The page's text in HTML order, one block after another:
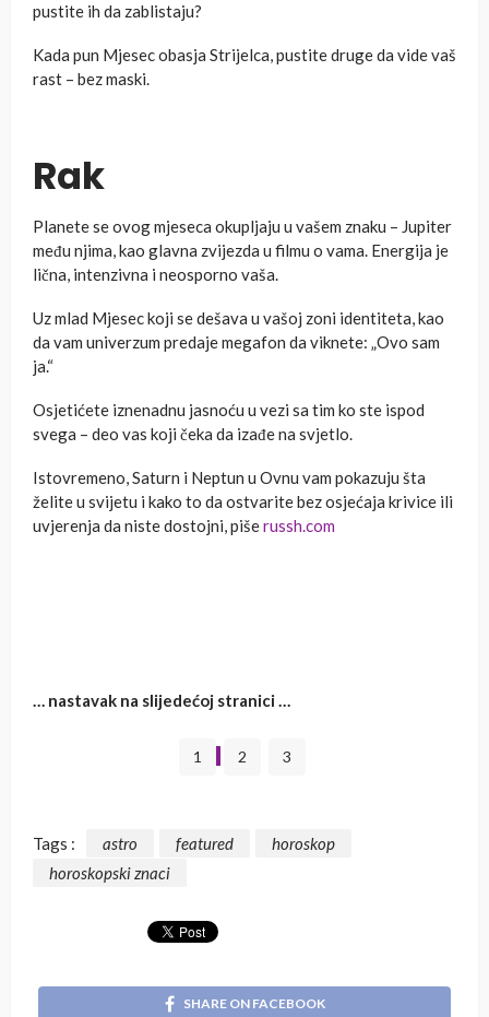
pustite ih da zablistaju?
Kada pun Mjesec obasja Strijelca, pustite druge da vide vaš
rast – bez maski.
Rak
Planete se ovog mjeseca okupljaju u vašem znaku – Jupiter
među njima, kao glavna zvijezda u filmu o vama. Energija je
lična, intenzivna i neosporno vaša.
Uz mlad Mjesec koji se dešava u vašoj zoni identiteta, kao
da vam univerzum predaje megafon da viknete: „Ovo sam
ja.“
Osjetićete iznenadnu jasnoću u vezi sa tim ko ste ispod
svega – deo vas koji čeka da izađe na svjetlo.
Istovremeno, Saturn i Neptun u Ovnu vam pokazuju šta
želite u svijetu i kako to da ostvarite bez osjećaja krivice ili
uvjerenja da niste dostojni, pišerussh.com
… nastavak na slijedećoj stranici …
1 2 3
Tags : astro featured
horoskop
horoskopski znaci
SHARE ON FACEBOOK